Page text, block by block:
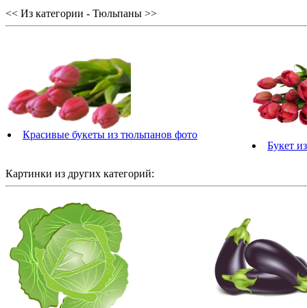
<< Из категории - Тюльпаны >>
Красивые букеты из тюльпанов фото
Букет
Картинки из других категорий: